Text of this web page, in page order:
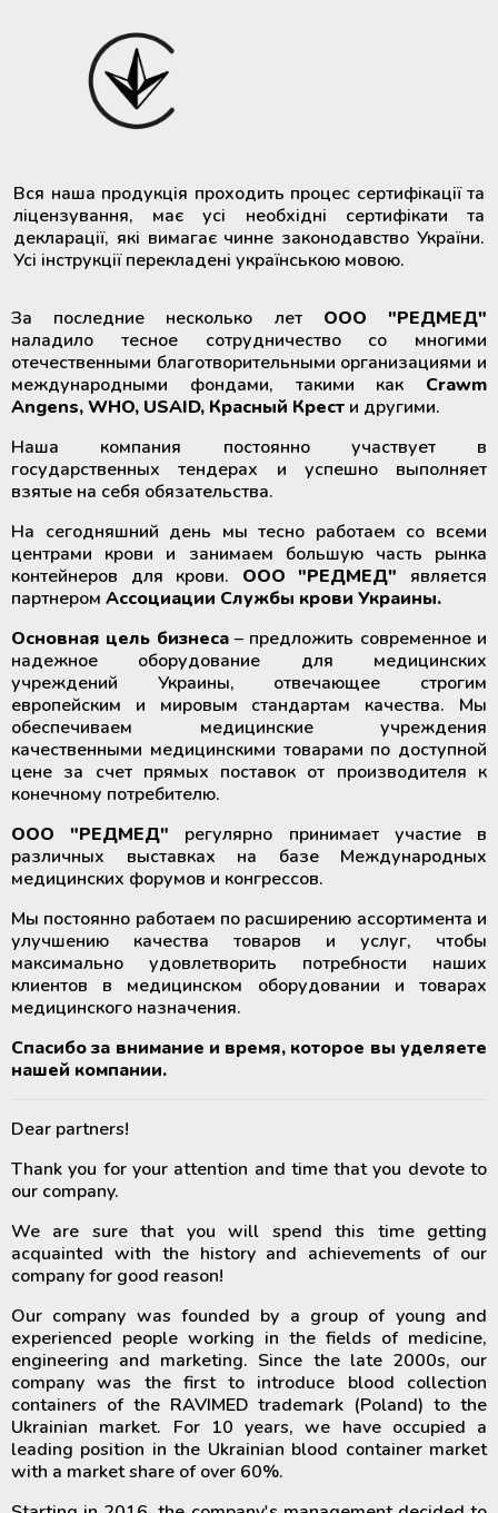
Вся наша продукція проходить процес сертифікації та
ліцензування, має усі необхідні сертифікати та
декларації, які вимагає чинне законодавство України.
Усі інструкції перекладені українською мовою.
За последние несколько лет ООО "РЕДМЕД"
наладило тесное сотрудничество со многими
отечественными благотворительными организациями и
международными фондами, такими как Crawm
Angens, WHO, USAID, Красный Крест и другими.
Наша компания постоянно участвует в
государственных тендерах и успешно выполняет
взятые на себя обязательства.
На сегодняшний день мы тесно работаем со всеми
центрами крови и занимаем большую часть рынка
контейнеров для крови. ООО "РЕДМЕД" является
партнером Ассоциации Службы крови Украины.
Основная цель бизнеса– предложить современное и
надежное оборудование для медицинских
учреждений Украины, отвечающее строгим
европейским и мировым стандартам качества. Мы
обеспечиваем медицинские учреждения
качественными медицинскими товарами по доступной
цене за счет прямых поставок от производителя к
конечному потребителю.
ООО "РЕДМЕД" регулярно принимает участие в
различных выставках на базе Международных
медицинских форумов и конгрессов.
Мы постоянно работаем по расширению ассортимента и
улучшению качества товаров и услуг, чтобы
максимально удовлетворить потребности наших
клиентов в медицинском оборудовании и товарах
медицинского назначения.
Спасибо за внимание и время, которое вы уделяете
нашей компании.
Dear partners!
Thank you for your attention and time that you devote to
our company.
We are sure that you will spend this time getting
acquainted with the history and achievements of our
company for good reason!
Our company was founded by a group of young and
experienced people working in the fields of medicine,
engineering and marketing. Since the late 2000s, our
company was the first to introduce blood collection
containers of the RAVIMED trademark (Poland) to the
Ukrainian market. For 10 years, we have occupied a
leading position in the Ukrainian blood container market
with a market share of over 60%.